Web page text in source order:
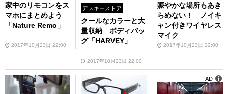
家中のリモコンをス
マホにまとめよう
「Nature Remo」
2017年10月23日 22:00
アスキーストア
クールなカラーと大
量収納 ボディバッ
グ「HARVEY」
2017年10月23日 22:00
賑やかな場所もあき
らめない！ ノイキ
ャン付きワイヤレス
マイク
2017年10月23日 22:00
AD